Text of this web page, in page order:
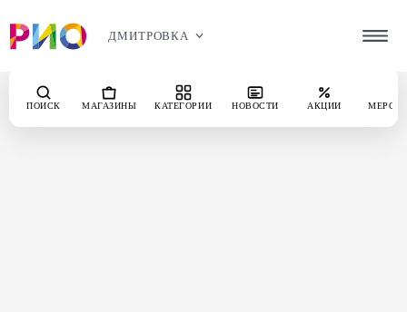
ДМИТРОВКА
ПОИСК МАГАЗИНЫ КАТЕГОРИИ НОВОСТИ АКЦИИ